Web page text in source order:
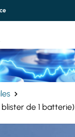
blister de 1 batterie)
cookies